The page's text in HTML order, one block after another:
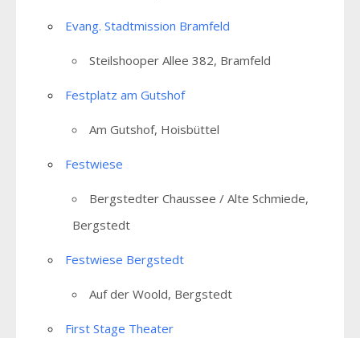
Evang. Stadtmission Bramfeld
Steilshooper Allee 382, Bramfeld
Festplatz am Gutshof
Am Gutshof, Hoisbüttel
Festwiese
Bergstedter Chaussee / Alte Schmiede,
Bergstedt
Festwiese Bergstedt
Auf der Woold, Bergstedt
First Stage Theater